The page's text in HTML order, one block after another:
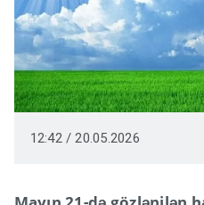
12:42 / 20.05.2026